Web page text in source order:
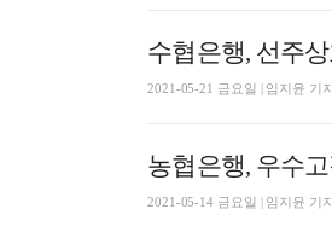
수협은행, 선주
2021-05-21 금요일 | 임지윤 기
농협은행, 우수
2021-05-14 금요일 | 임지윤 기